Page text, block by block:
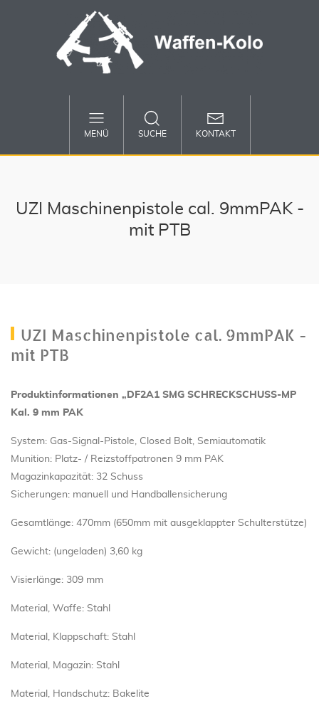
MENÜ SUCHE KONTAKT
UZI Maschinenpistole cal. 9mmPAK -
mit PTB
UZI Maschinenpistole cal. 9mmPAK -
mit PTB
Produktinformationen „DF2A1 SMG SCHRECKSCHUSS-MP
Kal. 9 mm PAK
System: Gas-Signal-Pistole, Closed Bolt, Semiautomatik
Munition: Platz- / Reizstoffpatronen 9 mm PAK
Magazinkapazität: 32 Schuss
Sicherungen: manuell und Handballensicherung
Gesamtlänge: 470mm (650mm mit ausgeklappter Schulterstütze)
Gewicht: (ungeladen) 3,60 kg
Visierlänge: 309 mm
Material, Waffe: Stahl
Material, Klappschaft: Stahl
Material, Magazin: Stahl
Material, Handschutz: Bakelite